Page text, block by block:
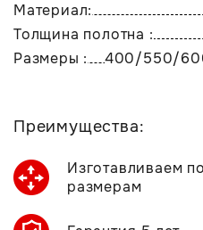
Материал:
Толщина полотна :
Размеры :
400/550/
Преимущества:
Изготавливаем
размерам